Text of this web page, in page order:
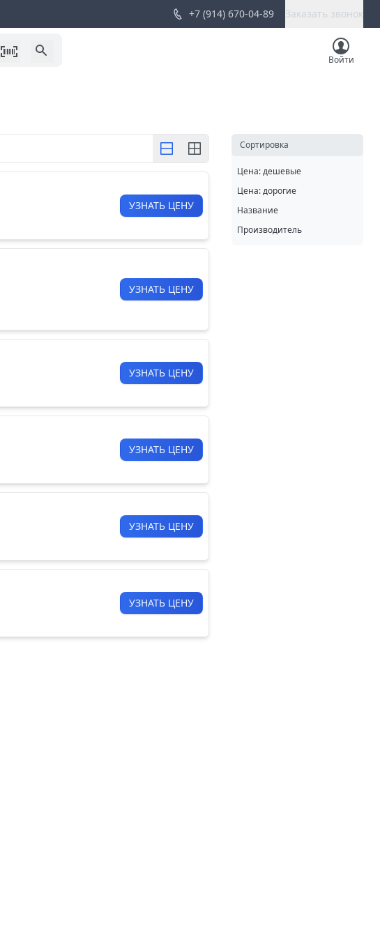
+7 (914) 670-04-89 Заказать звонок
Войти
УЗНАТЬ ЦЕНУ
УЗНАТЬ ЦЕНУ
УЗНАТЬ ЦЕНУ
УЗНАТЬ ЦЕНУ
УЗНАТЬ ЦЕНУ
УЗНАТЬ ЦЕНУ
Cортировка
Цена: дешевые
Цена: дорогие
Название
Производитель